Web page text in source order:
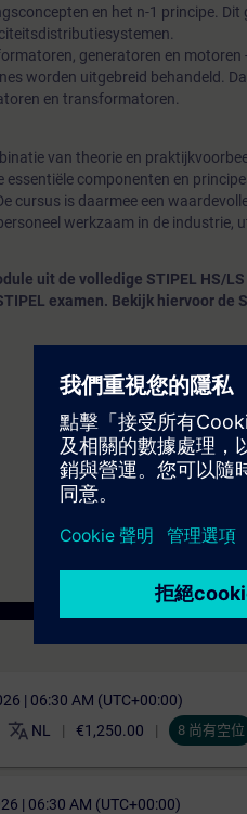
en het n-1 principe.
generatoren en motoren
worden uitgebreid behandeld.
en transformatoren.
van theorie en
essentiële componenten en
cursus is daarmee een
werkzaam in de industrie,
uit de volledige STIPEL HS/
examen. Bekijk hiervoor de
| 06:30 AM (UTC+00:00)
translate NL €1,250.00 8 尚有空位
| 06:30 AM (UTC+00:00)